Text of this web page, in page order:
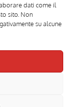
dati come il
sito. Non
su alcune